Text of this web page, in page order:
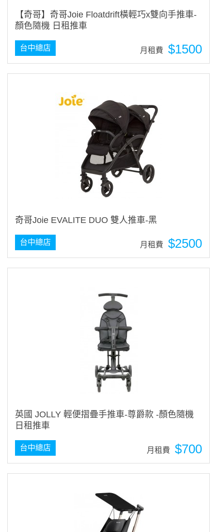
【奇哥】奇哥Joie Floatdrift橫輕巧x雙向手推車-
顏色隨機 日租推車
$1500
月租費
台中總店
奇哥Joie EVALITE DUO 雙人推車-黑
$2500
月租費
台中總店
英國 JOLLY 輕便摺疊手推車-尊爵款 -顏色隨機
日租推車
$700
月租費
台中總店